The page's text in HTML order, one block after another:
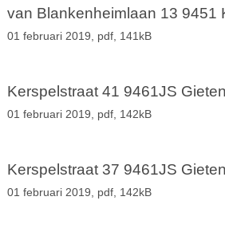
van Blankenheimlaan 13 9451
01 februari 2019, pdf, 141kB
Kerspelstraat 41 9461JS Gieten
01 februari 2019, pdf, 142kB
Kerspelstraat 37 9461JS Gieten
01 februari 2019, pdf, 142kB